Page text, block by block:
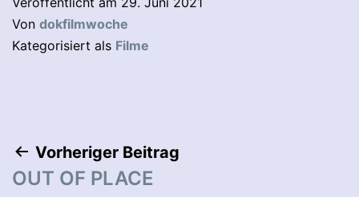
Von dokfilmwoche
Kategorisiert als Filme
Beitragsnavigation
Vorheriger Beitrag
OUT OF PLACE